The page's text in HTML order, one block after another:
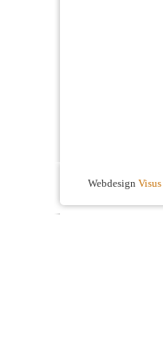
Webdesign Visus